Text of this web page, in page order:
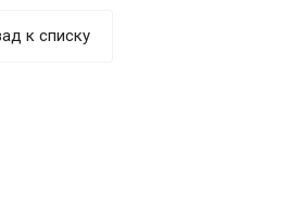
к списку